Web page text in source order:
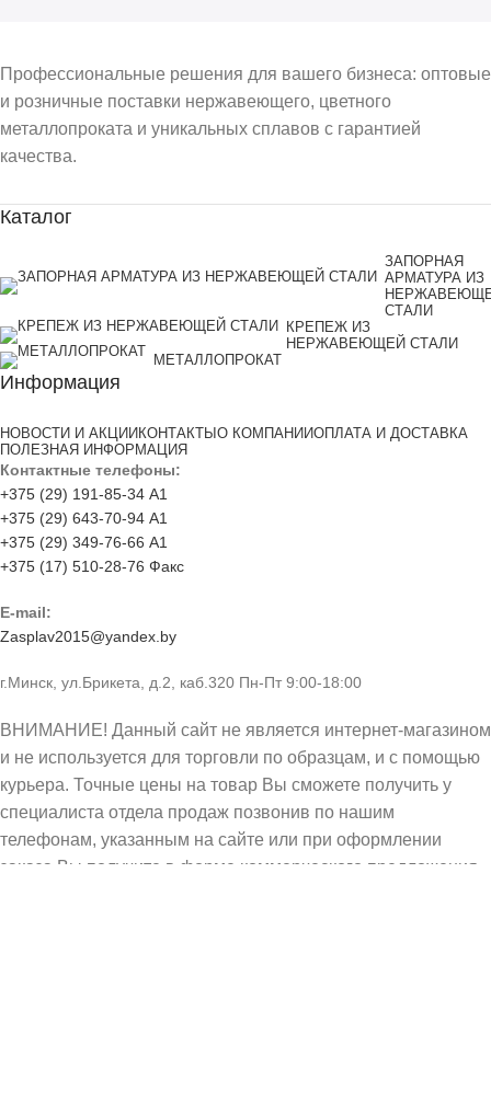
Профессиональные решения для вашего бизнеса: оптовые
и розничные поставки нержавеющего, цветного
металлопроката и уникальных сплавов с гарантией
качества.
Каталог
ЗАПОРНАЯ
АРМАТУРА ИЗ
СТАЛИ
КРЕПЕЖ ИЗ
НЕРЖАВЕЮЩЕЙ СТАЛИ
МЕТАЛЛОПРОКАТ
Информация
НОВОСТИ И АКЦИИ КОНТАКТЫ О КОМПАНИИОПЛАТА И ДОСТАВКА
ПОЛЕЗНАЯ ИНФОРМАЦИЯ
Контактные телефоны:
+375 (29) 191-85-34 А1
+375 (29) 643-70-94 А1
+375 (29) 349-76-66 А1
+375 (17) 510-28-76 Факс
E-mail:
Zasplav2015@yandex.by
г.Минск, ул.Брикета, д.2, каб.320 Пн-Пт 9:00-18:00
ВНИМАНИЕ! Данный сайт не является интернет-магазином
и не используется для торговли по образцам, и с помощью
курьера. Точные цены на товар Вы сможете получить у
специалиста отдела продаж позвонив по нашим
телефонам, указанным на сайте или при оформлении
заказа Вы получите в форме коммерческого предложения.